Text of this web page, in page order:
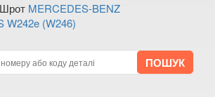
keyboard_arrow_down
Шрот MERCEDES-BENZ
W242e (W246)